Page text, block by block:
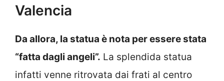
Valencia
Da allora, la statua è nota per essere stata
“fatta dagli angeli”. La splendida statua
infatti venne ritrovata dai frati al centro